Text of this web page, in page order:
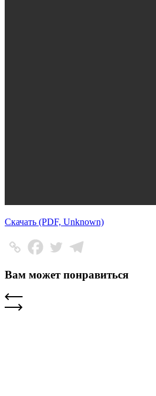
Скачать (PDF, Unknown)
Вам может понравиться